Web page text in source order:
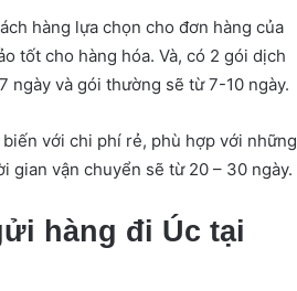
hàng lựa chọn cho đơn hàng của
tốt cho hàng hóa. Và, có 2 gói dịch
ngày và gói thường sẽ từ 7-10 ngày.
với chi phí rẻ, phù hợp với những
gian vận chuyển sẽ từ 20 – 30 ngày.
hàng đi Úc tại